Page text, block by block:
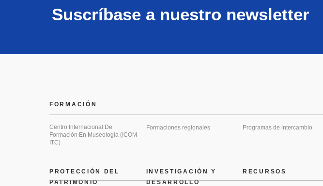
Suscríbase a nuestro newsletter
PROTECCIÓN DEL
PATRIMONIO
FORMACIÓN
Centro Internacional De
Formación En Museología (ICOM-
ITC)
Formaciones regionales Programas de intercambio
INVESTIGACIÓN Y
DESARROLLO
RECURSOS